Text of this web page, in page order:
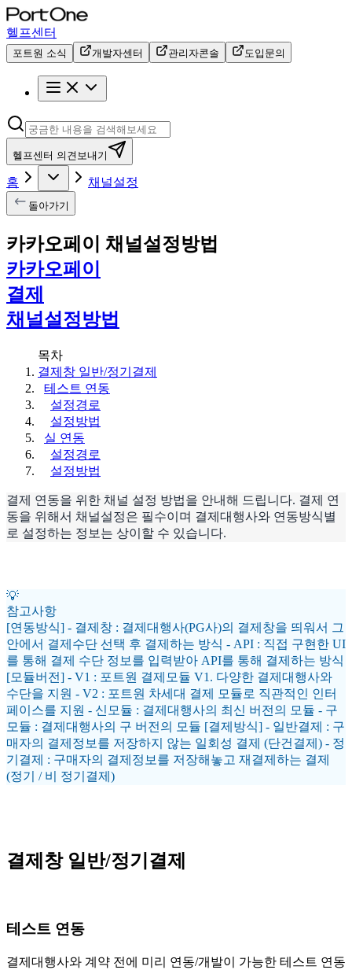
헬프센터
포트원 소식 개발자센터 관리자콘솔 도입문의
헬프센터 의견보내기
홈 채널설정
돌아가기
카카오페이 채널설정방법
카카오페이
결제
채널설정방법
목차
결제창 일반/정기결제
테스트 연동
설정경로
설정방법
실 연동
설정경로
설정방법
결제 연동을 위한 채널 설정 방법을 안내해 드립니다. 결제 연
동을 위해서 채널설정은 필수이며 결제대행사와 연동방식별
로 설정하는 정보는 상이할 수 있습니다.
💡
참고사항
[연동방식] - 결제창 : 결제대행사(PG사)의 결제창을 띄워서 그
안에서 결제수단 선택 후 결제하는 방식 - API : 직접 구현한 UI
를 통해 결제 수단 정보를 입력받아 API를 통해 결제하는 방식
[모듈버전] - V1 : 포트원 결제모듈 V1. 다양한 결제대행사와
수단을 지원 - V2 : 포트원 차세대 결제 모듈로 직관적인 인터
페이스를 지원 - 신모듈 : 결제대행사의 최신 버전의 모듈 - 구
모듈 : 결제대행사의 구 버전의 모듈 [결제방식] - 일반결제 : 구
매자의 결제정보를 저장하지 않는 일회성 결제 (단건결제) - 정
기결제 : 구매자의 결제정보를 저장해놓고 재결제하는 결제
(정기 / 비 정기결제)
결제창 일반/정기결제
테스트 연동
결제대행사와 계약 전에 미리 연동/개발이 가능한 테스트 연동